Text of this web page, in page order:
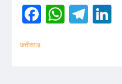
Facebook
छत्तीसगढ़